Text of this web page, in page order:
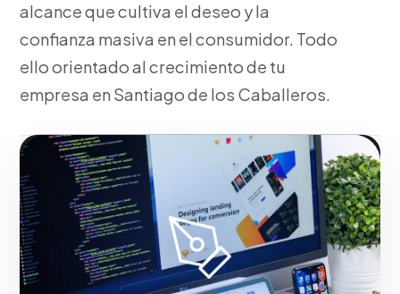
alcance que cultiva el deseo y la
confianza masiva en el consumidor. Todo
ello orientado al crecimiento de tu
empresa en Santiago de los Caballeros.
Fase 2:Para el mercado local, despliegue operativo
y tácticas de tracción. Potenciando el impacto
comercial de marcas en Santiago de los Caballeros.
Iniciar proyecto